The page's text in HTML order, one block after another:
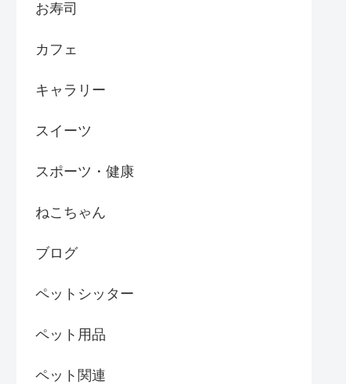
お寿司
カフェ
キャラリー
スイーツ
スポーツ・健康
ねこちゃん
ブログ
ペットシッター
ペット用品
ペット関連